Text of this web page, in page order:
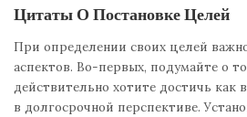
Цитаты О Постановке Целей
При определении своих целей
аспектов. Во-первых, подумайте о
действительно хотите достичь как
в долгосрочной перспективе.